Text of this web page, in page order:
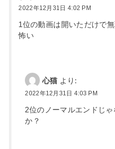
2022年12月31日 4:02 PM
1位の動画は開いただけで
怖い
心猫 より:
2022年12月31日 4:03 PM
2位のノーマルエンドじ
か？